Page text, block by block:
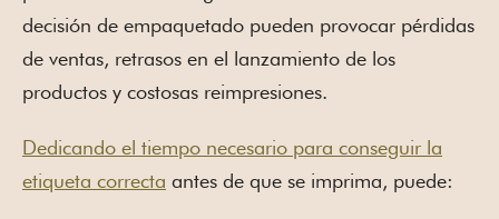
decisión de empaquetado pueden provocar pérdidas
de ventas, retrasos en el lanzamiento de los
productos y costosas reimpresiones.
Dedicando el tiempo necesario para conseguir la
etiqueta correcta antes de que se imprima, puede: